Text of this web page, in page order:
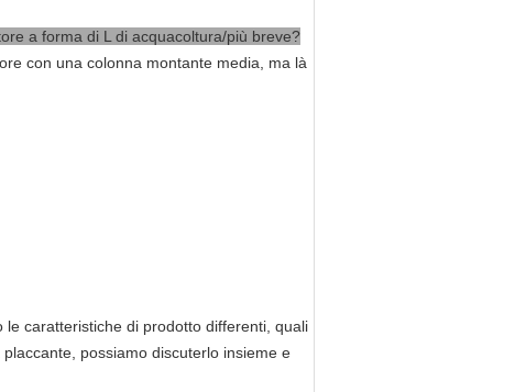
a forma di L di acquacoltura/più breve?
con una colonna montante media, ma là
caratteristiche di prodotto differenti, quali
possiamo discuterlo insieme e